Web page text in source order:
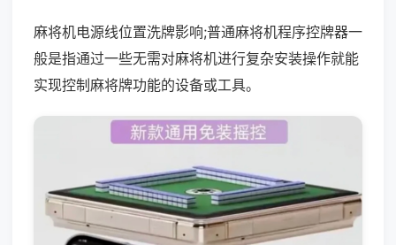
麻将机电源线位置洗牌影响;普通麻将机程序控牌器一
般是指通过一些无需对麻将机进行复杂安装操作就能
实现控制麻将牌功能的设备或工具。